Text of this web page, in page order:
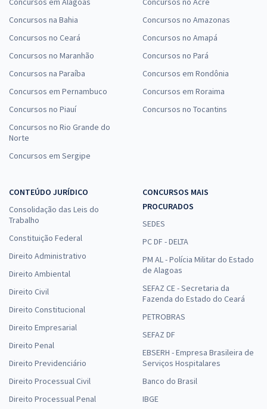
Concursos na Bahia
Concursos no Ceará
Concursos no Maranhão
Concursos na Paraíba
Concursos em Pernambuco
Concursos no Piauí
Concursos no Rio Grande do
Norte
Concursos em Sergipe
Concursos no Amazonas
Concursos no Amapá
Concursos no Pará
Concursos em Rondônia
Concursos em Roraima
Concursos no Tocantins
CONTEÚDO JURÍDICO
Consolidação das Leis do
Trabalho
Constituição Federal
Direito Administrativo
Direito Ambiental
Direito Civil
Direito Constitucional
Direito Empresarial
Direito Penal
Direito Previdenciário
Direito Processual Civil
Direito Processual Penal
CONCURSOS MAIS
PROCURADOS
SEDES
PC DF - DELTA
PM AL - Polícia Militar do Estado
de Alagoas
SEFAZ CE - Secretaria da
Fazenda do Estado do Ceará
PETROBRAS
SEFAZ DF
EBSERH - Empresa Brasileira de
Serviços Hospitalares
Banco do Brasil
IBGE